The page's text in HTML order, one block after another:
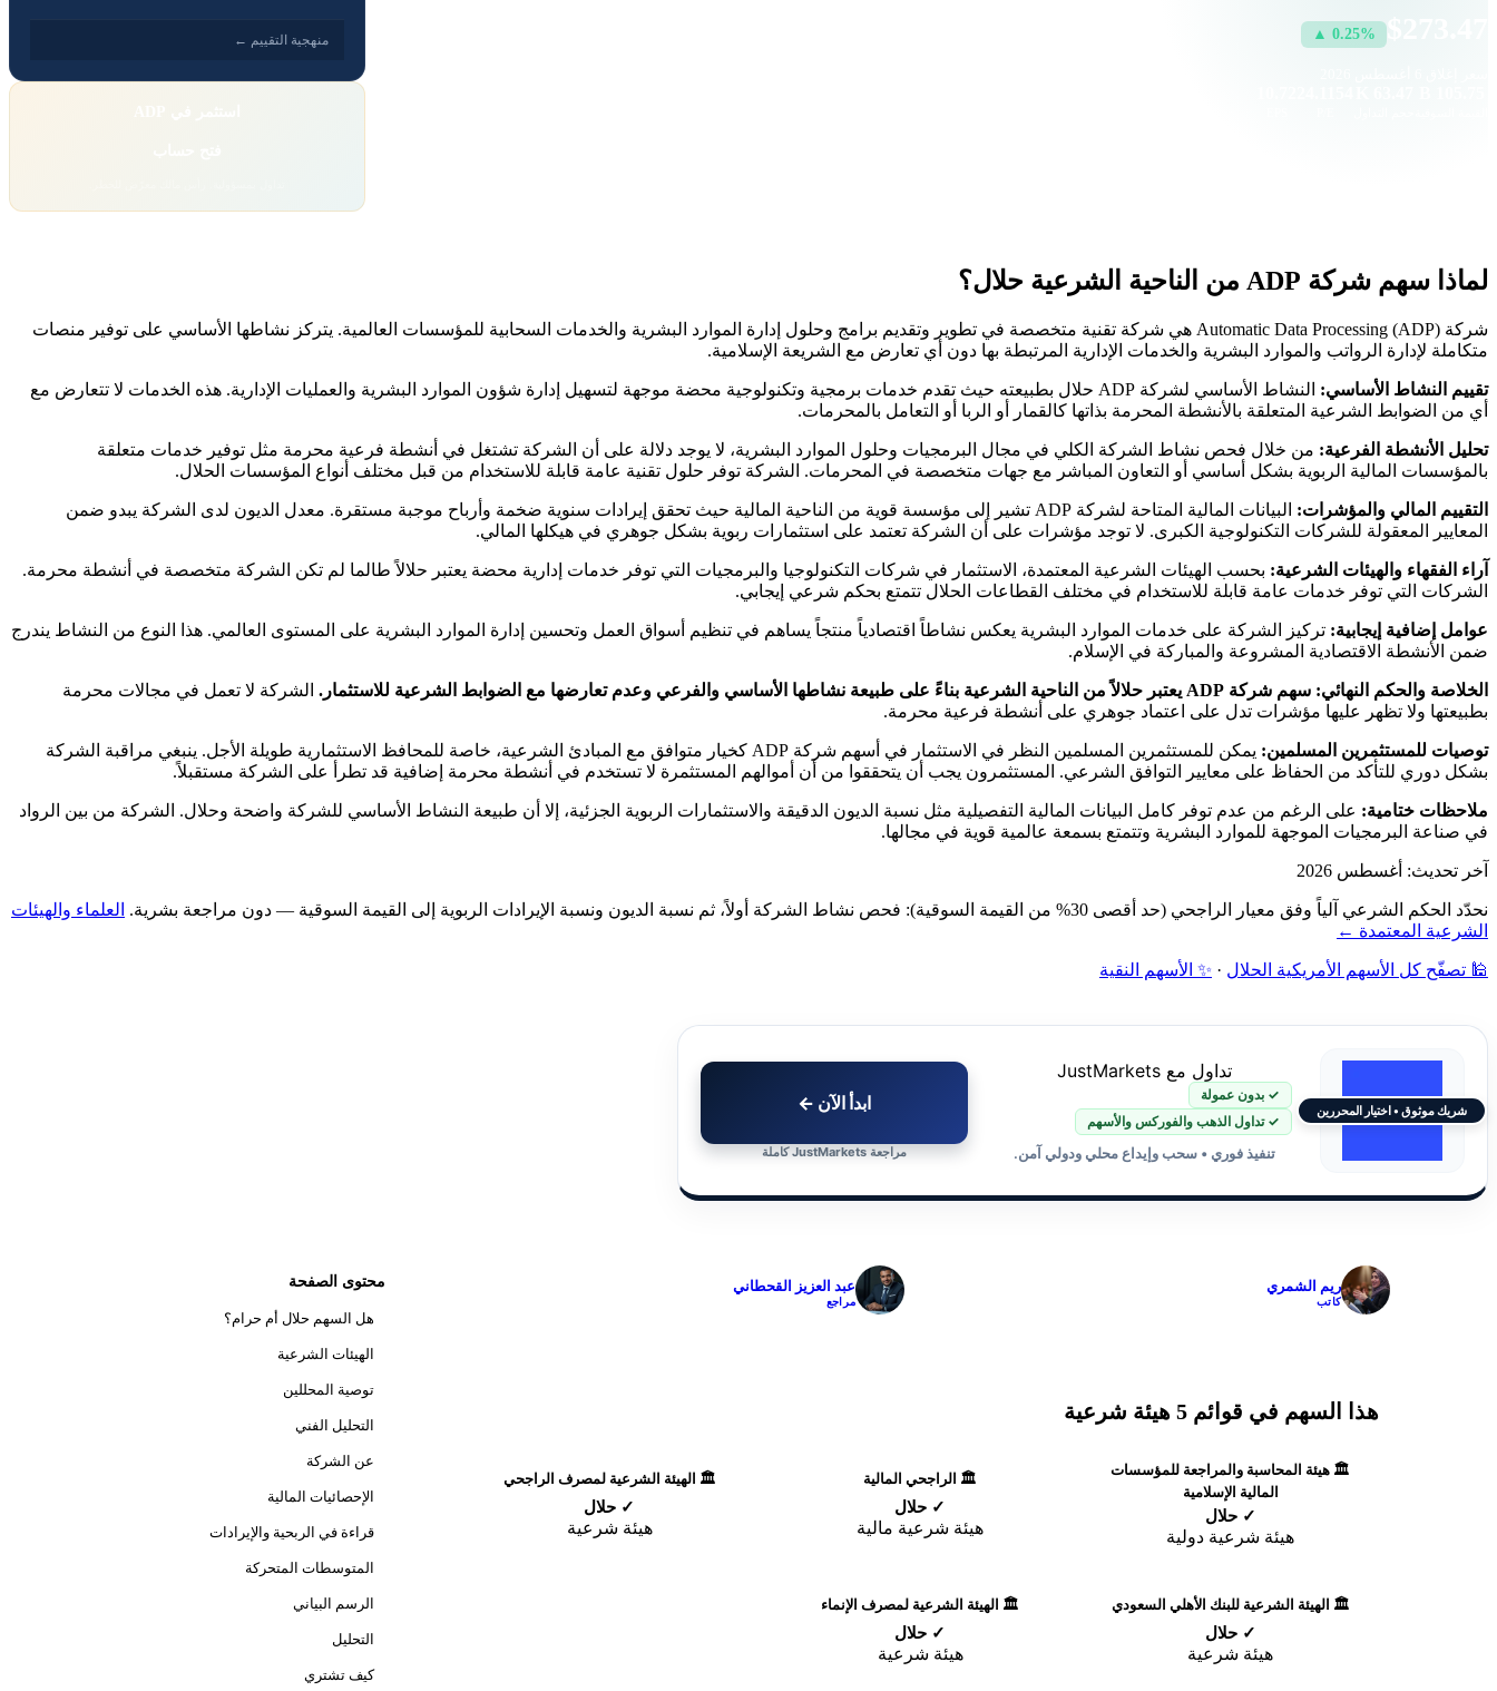
▲ 0.25% منهجية التقييم ←
لماذا سهم شركة ADP من الناحية الشرعية حلال؟
شركة Automatic Data Processing (ADP) هي شركة تقنية متخصصة في تطوير وتقديم برامج وحلول إدارة الموارد البشرية والخدمات السحابية للمؤسسات العالمية. يتركز نشاطها الأساسي على توفير منصات
متكاملة لإدارة الرواتب والموارد البشرية والخدمات الإدارية المرتبطة بها دون أي تعارض مع الشريعة الإسلامية.
تقييم النشاط الأساسي:
النشاط الأساسي لشركة ADP حلال بطبيعته حيث تقدم خدمات برمجية وتكنولوجية محضة موجهة لتسهيل إدارة شؤون الموارد البشرية والعمليات الإدارية. هذه الخدمات لا تتعارض مع
أي من الضوابط الشرعية المتعلقة بالأنشطة المحرمة بذاتها كالقمار أو الربا أو التعامل بالمحرمات.
تحليل الأنشطة الفرعية: من خلال فحص نشاط الشركة الكلي في مجال البرمجيات وحلول الموارد البشرية، لا يوجد دلالة على أن الشركة تشتغل في أنشطة فرعية محرمة مثل توفير خدمات متعلقة
بالمؤسسات المالية الربوية بشكل أساسي أو التعاون المباشر مع جهات متخصصة في المحرمات. الشركة توفر حلول تقنية عامة قابلة للاستخدام من قبل مختلف أنواع المؤسسات الحلال.
التقييم المالي والمؤشرات:
البيانات المالية المتاحة لشركة ADP تشير إلى مؤسسة قوية من الناحية المالية حيث تحقق إيرادات سنوية ضخمة وأرباح موجبة مستقرة. معدل الديون لدى الشركة يبدو ضمن
المعايير المعقولة للشركات التكنولوجية الكبرى. لا توجد مؤشرات على أن الشركة تعتمد على استثمارات ربوية بشكل جوهري في هيكلها المالي.
آراء الفقهاء والهيئات الشرعية: بحسب الهيئات الشرعية المعتمدة، الاستثمار في شركات التكنولوجيا والبرمجيات التي توفر خدمات إدارية محضة يعتبر حلالاً طالما لم تكن الشركة متخصصة في أنشطة محرمة.
الشركات التي توفر خدمات عامة قابلة للاستخدام في مختلف القطاعات الحلال تتمتع بحكم شرعي إيجابي.
عوامل إضافية إيجابية: تركيز الشركة على خدمات الموارد البشرية يعكس نشاطاً اقتصادياً منتجاً يساهم في تنظيم أسواق العمل وتحسين إدارة الموارد البشرية على المستوى العالمي. هذا النوع من النشاط يندرج
ضمن الأنشطة الاقتصادية المشروعة والمباركة في الإسلام.
الخلاصة والحكم النهائي: سهم شركة ADP يعتبر حلالاً من الناحية الشرعية بناءً على طبيعة نشاطها الأساسي والفرعي وعدم تعارضها مع الضوابط الشرعية للاستثمار.
الشركة لا تعمل في مجالات محرمة
بطبيعتها ولا تظهر عليها مؤشرات تدل على اعتماد جوهري على أنشطة فرعية محرمة.
توصيات للمستثمرين المسلمين:
يمكن للمستثمرين المسلمين النظر في الاستثمار في أسهم شركة ADP كخيار متوافق مع المبادئ الشرعية، خاصة للمحافظ الاستثمارية طويلة الأجل. ينبغي مراقبة الشركة
بشكل دوري للتأكد من الحفاظ على معايير التوافق الشرعي. المستثمرون يجب أن يتحققوا من أن أموالهم المستثمرة لا تستخدم في أنشطة محرمة إضافية قد تطرأ على الشركة مستقبلاً.
ملاحظات ختامية: على الرغم من عدم توفر كامل البيانات المالية التفصيلية مثل نسبة الديون الدقيقة والاستثمارات الربوية الجزئية، إلا أن طبيعة النشاط الأساسي للشركة واضحة وحلال. الشركة من بين الرواد
في صناعة البرمجيات الموجهة للموارد البشرية وتتمتع بسمعة عالمية قوية في مجالها.
آخر تحديث: أغسطس 2026
نحدّد الحكم الشرعي آلياً وفق معيار الراجحي (حد أقصى 30% من القيمة السوقية): فحص نشاط الشركة أولاً، ثم نسبة الديون ونسبة الإيرادات الربوية إلى القيمة السوقية — دون مراجعة بشرية.
العلماء والهيئات
الشرعية المعتمدة ←
🕌 تصفّح كل الأسهم الأمريكية الحلال · ✨ الأسهم النقية
شريك موثوق • اختيار المحررين
تداول مع JustMarkets
✓ بدون عمولة
✓ تداول الذهب والفوركس والأسهم
تنفيذ فوري • سحب وإيداع محلي ودولي آمن.
ابدأ الآن ←
مراجعة JustMarkets كاملة
محتوى الصفحة
هل السهم حلال أم حرام؟
الهيئات الشرعية
توصية المحللين
التحليل الفني
عن الشركة
الإحصائيات المالية
قراءة في الربحية والإيرادات
المتوسطات المتحركة
الرسم البياني
التحليل
كيف تشتري
ريم الشمري
كاتب
عبد العزيز القحطاني
مراجع
هذا السهم في قوائم 5 هيئة شرعية
🏛️ هيئة المحاسبة والمراجعة للمؤسسات
المالية الإسلامية
✓ حلال
هيئة شرعية دولية
🏛️ الراجحي المالية
✓ حلال
هيئة شرعية مالية
🏛️ الهيئة الشرعية لمصرف الراجحي
✓ حلال
هيئة شرعية
🏛️ الهيئة الشرعية للبنك الأهلي السعودي
✓ حلال
هيئة شرعية
🏛️ الهيئة الشرعية لمصرف الإنماء
✓ حلال
هيئة شرعية